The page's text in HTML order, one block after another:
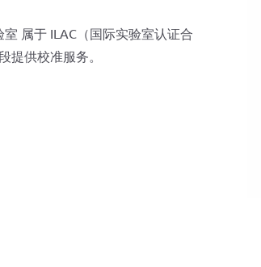
属于 ILAC（国际实验室认证合
提供校准服务。